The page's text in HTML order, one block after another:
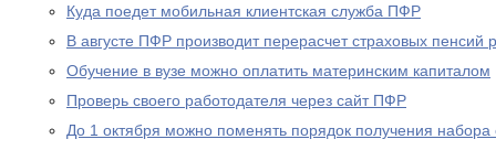
Куда поедет мобильная клиентская служба ПФР
В августе ПФР производит перерасчет страховых
Обучение в вузе можно оплатить материнским капиталом
Проверь своего работодателя через сайт ПФР
До 1 октября можно поменять порядок получения набора